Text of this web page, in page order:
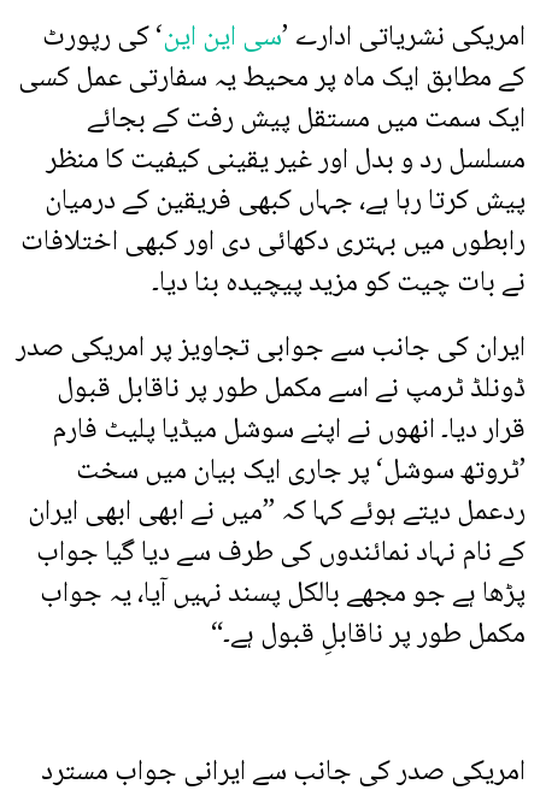
امریکی نشریاتی ادارے ’سی این این‘ کی رپورٹ
کے مطابق ایک ماہ پر محیط یہ سفارتی عمل کسی
ایک سمت میں مستقل پیش رفت کے بجائے
مسلسل رد و بدل اور غیر یقینی کیفیت کا منظر
پیش کرتا رہا ہے، جہاں کبھی فریقین کے درمیان
رابطوں میں بہتری دکھائی دی اور کبھی اختلافات
نے بات چیت کو مزید پیچیدہ بنا دیا۔
ایران کی جانب سے جوابی تجاویز پر امریکی صدر
ڈونلڈ ٹرمپ نے اسے مکمل طور پر ناقابل قبول
قرار دیا۔ انھوں نے اپنے سوشل میڈیا پلیٹ فارم
’ٹروتھ سوشل‘ پر جاری ایک بیان میں سخت
ردعمل دیتے ہوئے کہا کہ ”میں نے ابھی ابھی ایران
کے نام نہاد نمائندوں کی طرف سے دیا گیا جواب
پڑھا ہے جو مجھے بالکل پسند نہیں آیا، یہ جواب
مکمل طور پر ناقابلِ قبول ہے۔“
امریکی صدر کی جانب سے ایرانی جواب مسترد